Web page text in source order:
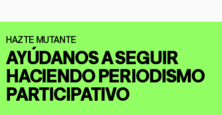
AYÚDANOS A SEGUIR
HACIENDOPERIODISMO
PARTICIPATIVO